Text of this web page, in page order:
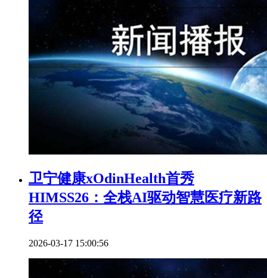
卫宁健康xOdinHealth首秀
HIMSS26：全栈AI驱动智慧医疗新路
径
2026-03-17 15:00:56